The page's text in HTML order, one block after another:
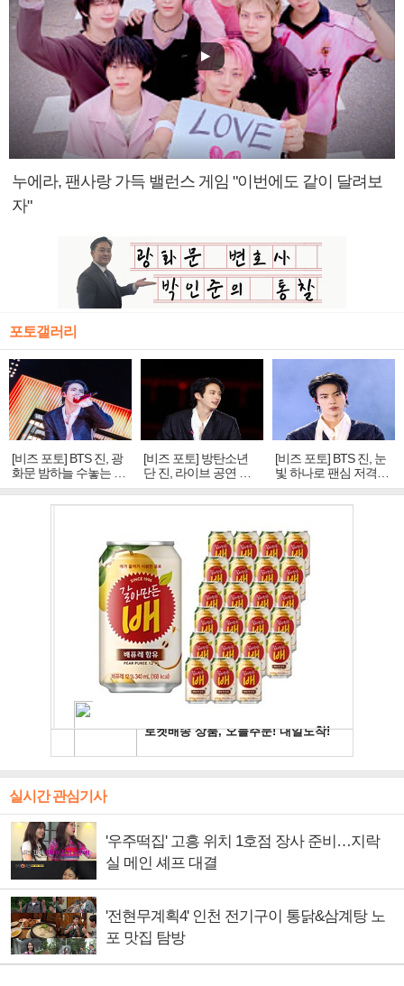
누에라, 팬사랑 가득 밸런스 게임 "이번에도 같이 달려보
자"
포토갤러리
[비즈 포토] BTS 진, 광
화문 밤하늘 수놓는 '비
주얼 킹'의 열창
[비즈 포토] 방탄소년
단 진, 라이브 공연 중
빛나는 독보적 아우라
[비즈 포토] BTS 진, 눈
빛 하나로 팬심 저격…
독보적 카리스마
실시간 관심기사
'우주떡집' 고흥 위치 1호점 장사 준비…지락
실 메인 셰프 대결
'전현무계획4' 인천 전기구이 통닭&삼계탕 노
포 맛집 탐방